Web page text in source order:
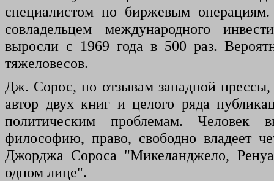
специалистом по биржевым
совладельцем международного
выросли с 1969 года в 500 раз.
тяжеловесов.
Дж. Сорос, по отзывам западной
автор двух книг и целого ряда
политическим проблемам. Человек
философию, право, свободно владеет
Джорджа Сороса "Микеланджело,
одном лице".